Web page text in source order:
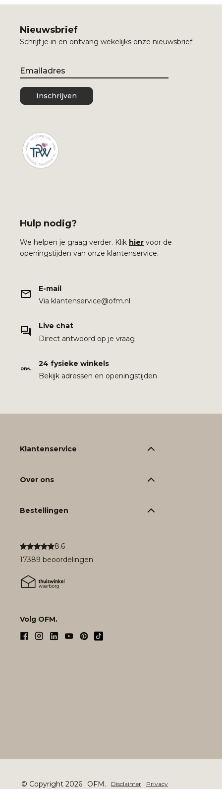
Nieuwsbrief
Schrijf je in en ontvang wekelijks onze nieuwsbrief
Email
Inschrijven
Hulp nodig?
We helpen je graag verder. Klik hier voor de
openingstijden van onze klantenservice.
E-mail
Via klantenservice@ofm.nl
Live chat
Direct antwoord op je vraag
24 fysieke winkels
Bekijk adressen en openingstijden
8.6
17389 beoordelingen
Volg OFM.
Klantenservice
Over ons
Bestellingen
© Copyright 2026 OFM. Disclaimer Privacy